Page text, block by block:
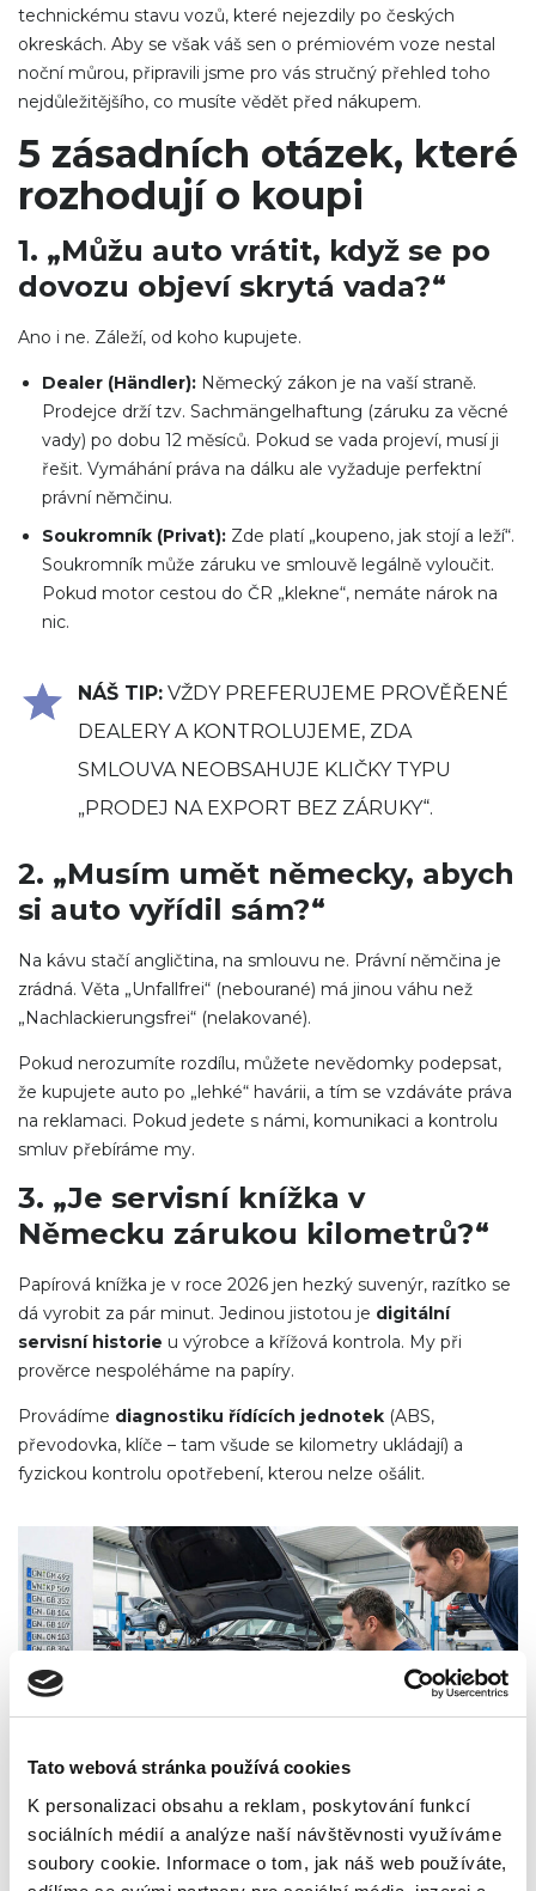
Tato webová stránka používá cookies
K personalizaci obsahu a reklam, poskytování funkcí
sociálních médií a analýze naší návštěvnosti využíváme
soubory cookie. Informace o tom, jak náš web používáte,
technickému stavu vozů, které nejezdily po českých
okreskách. Aby se však váš sen o prémiovém voze nestal
noční můrou, připravili jsme pro vás stručný přehled toho
nejdůležitějšího, co musíte vědět před nákupem.
5 zásadních otázek, které
rozhodují o koupi
1. „Můžu auto vrátit, když se po
dovozu objeví skrytá vada?“
Ano i ne. Záleží, od koho kupujete.
Dealer (Händler): Německý zákon je na vaší straně.
Prodejce drží tzv. Sachmängelhaftung (záruku za věcné
vady) po dobu 12 měsíců. Pokud se vada projeví, musí ji
řešit. Vymáhání práva na dálku ale vyžaduje perfektní
právní němčinu.
Soukromník (Privat): Zde platí „koupeno, jak stojí a leží“.
Soukromník může záruku ve smlouvě legálně vyloučit.
Pokud motor cestou do ČR „klekne“, nemáte nárok na
nic.
NÁŠ TIP: VŽDY PREFERUJEME PROVĚŘENÉ
DEALERY A KONTROLUJEME, ZDA
SMLOUVA NEOBSAHUJE KLIČKY TYPU
„PRODEJ NA EXPORT BEZ ZÁRUKY“.
2. „Musím umět německy, abych
si auto vyřídil sám?“
Na kávu stačí angličtina, na smlouvu ne. Právní němčina je
zrádná. Věta „Unfallfrei“ (nebourané) má jinou váhu než
„Nachlackierungsfrei“ (nelakované).
Pokud nerozumíte rozdílu, můžete nevědomky podepsat,
že kupujete auto po „lehké“ havárii, a tím se vzdáváte práva
na reklamaci. Pokud jedete s námi, komunikaci a kontrolu
smluv přebíráme my.
3. „Je servisní knížka v
Německu zárukou kilometrů?“
Papírová knížka je v roce 2026 jen hezký suvenýr, razítko se
dá vyrobit za pár minut. Jedinou jistotou je digitální
servisní historie u výrobce a křížová kontrola. My při
prověrce nespoléháme na papíry.
Provádíme diagnostiku řídících jednotek (ABS,
převodovka, klíče – tam všude se kilometry ukládají) a
fyzickou kontrolu opotřebení, kterou nelze ošálit.